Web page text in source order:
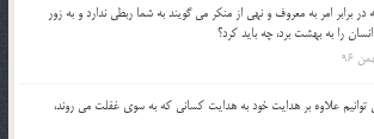
برابر امر به معروف و نهي از منكر مي گويند به شما ربطي ندارد و به زور
را به بهشت برد، چه بايد كرد؟
توانيم علاوه بر هدايت خود به هدايت كساني كه به سوي غفلت مي روند،